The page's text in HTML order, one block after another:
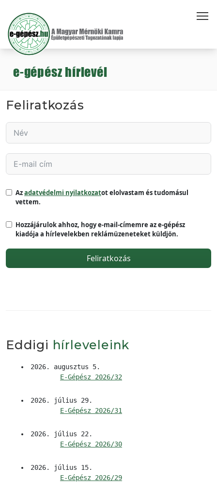
e-gépész hírlevél
Feliratkozás
Azadatvédelmi nyilatkozatot elolvastam és tudomásul
vettem.
Hozzájárulok ahhoz, hogy e-mail-címemre az e-gépész
kiadója a hírlevelekben reklámüzeneteket küldjön.
Feliratkozás
Eddigi hírleveleink
2026. augusztus 5.
E-Gépész 2026/32
2026. július 29.
E-Gépész 2026/31
2026. július 22.
E-Gépész 2026/30
2026. július 15.
E-Gépész 2026/29